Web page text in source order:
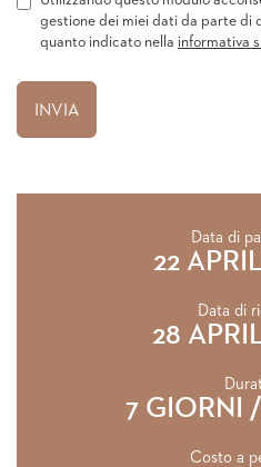
gestione dei miei dati da parte di
quanto indicato nella informativa
Data di
22
Data di
28
7 GIORNI
Costo a